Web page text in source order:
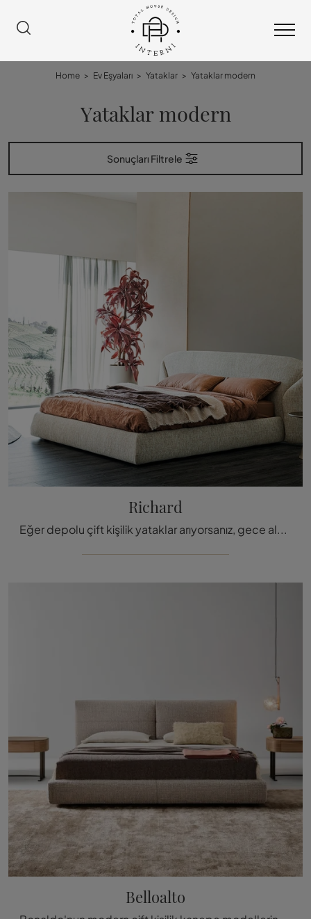
Home > Ev Eşyaları > Yataklar > Yataklar modern
Yataklar modern
Sonuçları Filtrele
Richard
Eğer depolu çift kişilik yataklar arıyorsanız, gece alanını vurgulamak için Richard kumaş modeli sunuyoruz.
Belloalto